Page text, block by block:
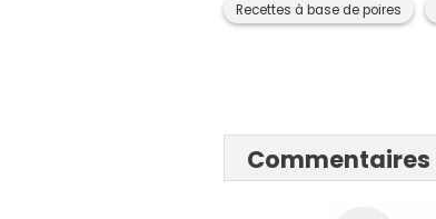
Recettes à base de poires
Commentaires